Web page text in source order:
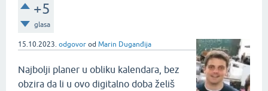
+5
glasa
15.10.2023. odgovor od Marin Duganđija
Najbolji planer u obliku kalendara, bez
obzira da li u ovo digitalno doba želiš